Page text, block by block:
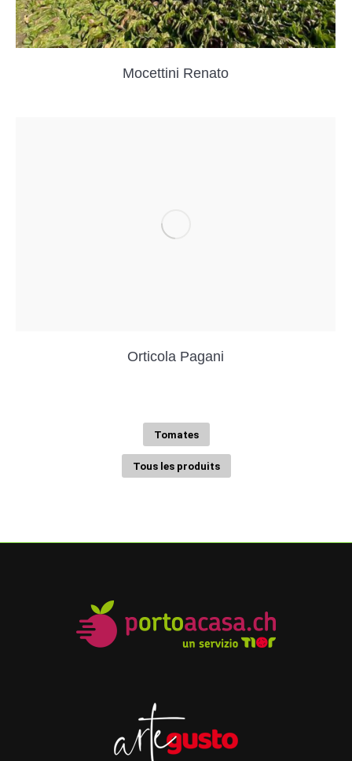
Mocettini Renato
Orticola Pagani
Tomates
Tous les produits